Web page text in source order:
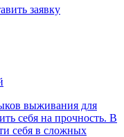
заявку
выживания для
себя на прочность. В
себя в сложных